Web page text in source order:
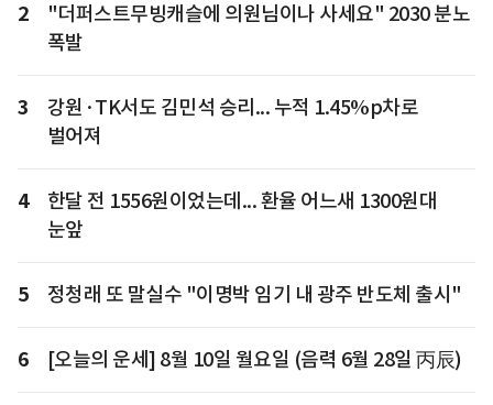
2
"더퍼스트무빙캐슬에 의원님이나 사세요" 2030 분노
폭발
3
강원·TK서도 김민석 승리... 누적 1.45%p차로
벌어져
4
한달 전 1556원이었는데... 환율 어느새 1300원대
눈앞
5 정청래 또 말실수 "이명박 임기 내 광주 반도체 출시"
6 [오늘의 운세] 8월 10일 월요일 (음력 6월 28일 丙辰)